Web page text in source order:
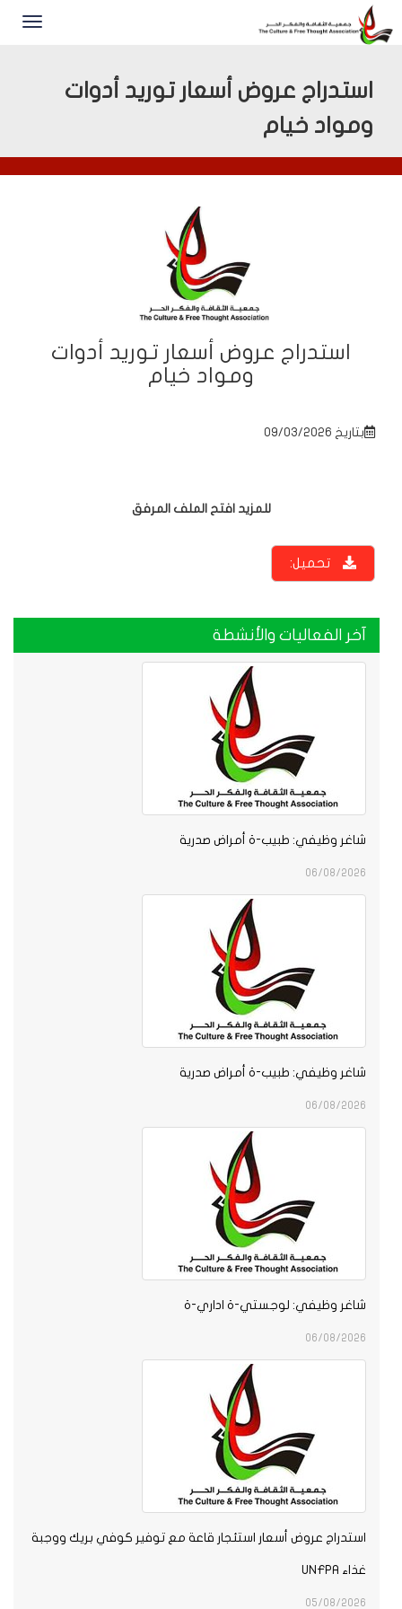
استدراج عروض أسعار توريد أدوات
ومواد خيام
استدراج عروض أسعار توريد أدوات
ومواد خيام
بتاريخ 09/03/2026
للمزيد افتح الملف المرفق
تحميل:
آخر الفعاليات والأنشطة
شاغر وظيفي: طبيب-ة أمراض صدرية
06/08/2026
شاغر وظيفي: طبيب-ة أمراض صدرية
06/08/2026
شاغر وظيفي: لوجستي-ة اداري-ة
06/08/2026
استدراج عروض أسعار استئجار قاعة مع توفير كوفي بريك ووجبة
غذاء UNFPA
05/08/2026